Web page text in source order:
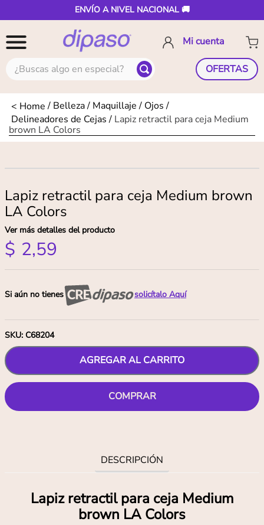
ENVÍO A NIVEL NACIONAL 🚚
¿Buscas algo en especial? OFERTAS
Belleza Maquillaje
Ojos
Delineadores de Cejas
Lapiz retractil para ceja Medium
brown LA Colors
Lapiz retractil para ceja Medium brown
LA Colors
Ver más detalles del producto
$ 2,59
Si aún no tienes solicítalo Aquí
SKU: C68204
AGREGAR AL CARRITO
COMPRAR
DESCRIPCIÓN
Lapiz retractil para ceja Medium
brown LA Colors